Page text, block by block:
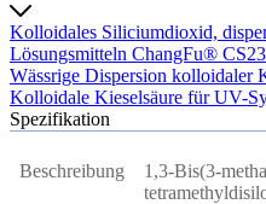
Kolloidales Siliciumdioxid,
Lösungsmitteln ChangFu® CS23
Wässrige Dispersion kolloidaler
Kolloidale Kieselsäure für UV-
Spezifikation
Beschreibung
1,3-Bis(3-